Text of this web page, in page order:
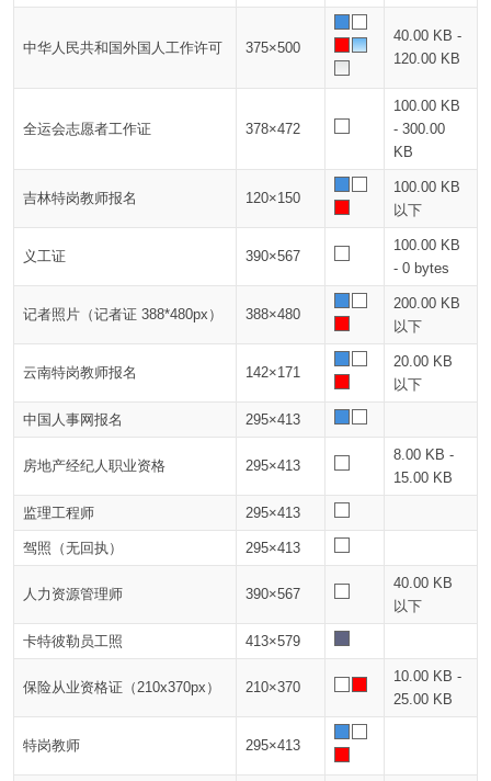
中华人民共和国外国人工作许可 375×500
40.00 KB -
120.00 KB
全运会志愿者工作证 378×472
100.00 KB
- 300.00
KB
吉林特岗教师报名 120×150
100.00 KB
以下
义工证 390×567
100.00 KB
- 0 bytes
记者照片（记者证 388*480px） 388×480
200.00 KB
以下
云南特岗教师报名 142×171
20.00 KB
以下
中国人事网报名 295×413
房地产经纪人职业资格 295×413
8.00 KB -
15.00 KB
监理工程师 295×413
驾照（无回执） 295×413
人力资源管理师 390×567
40.00 KB
以下
卡特彼勒员工照 413×579
保险从业资格证（210x370px） 210×370
10.00 KB -
25.00 KB
特岗教师 295×413